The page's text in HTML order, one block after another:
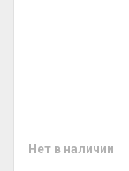
Нет в наличии